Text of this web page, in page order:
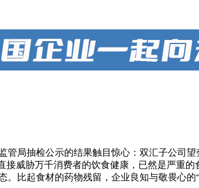
局抽检公示的结果触目惊心：双汇子公司
接威胁万千消费者的饮食健康，已然是严重
比起食材的药物残留，企业良知与敬畏心的